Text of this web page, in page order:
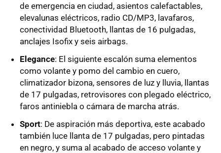
de emergencia en ciudad, asientos calefactables,
elevalunas eléctricos, radio CD/MP3, lavafaros,
conectividad Bluetooth, llantas de 16 pulgadas,
anclajes Isofix y seis airbags.
Elegance: El siguiente escalón suma elementos
como volante y pomo del cambio en cuero,
climatizador bizona, sensores de luz y lluvia, llantas
de 17 pulgadas, retrovisores con plegado eléctrico,
faros antiniebla o cámara de marcha atrás.
Sport: De aspiración más deportiva, este acabado
también luce llanta de 17 pulgadas, pero pintadas
en negro, y suma al acabado de acceso volante y